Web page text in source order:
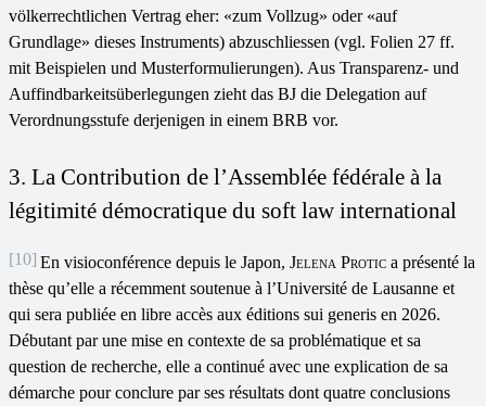
völkerrechtlichen Vertrag eher: «zum Vollzug» oder «auf
Grundlage» dieses Instruments) abzuschliessen (vgl. Folien 27 ff.
mit Beispielen und Musterformulierungen). Aus Transparenz- und
Auffindbarkeitsüberlegungen zieht das BJ die Delegation auf
Verordnungsstufe derjenigen in einem BRB vor.
3. La Contribution de l’Assemblée fédérale à la
légitimité démocratique du soft law international
[10] En visioconférence depuis le Japon, Jelena Protic a présenté la
thèse qu’elle a récemment soutenue à l’Université de Lausanne et
qui sera publiée en libre accès aux éditions sui generis en 2026.
Débutant par une mise en contexte de sa problématique et sa
question de recherche, elle a continué avec une explication de sa
démarche pour conclure par ses résultats dont quatre conclusions